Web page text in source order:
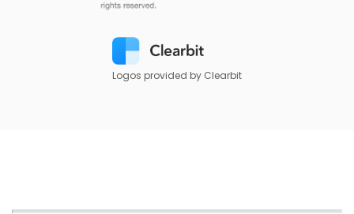
Logos provided by Clearbit